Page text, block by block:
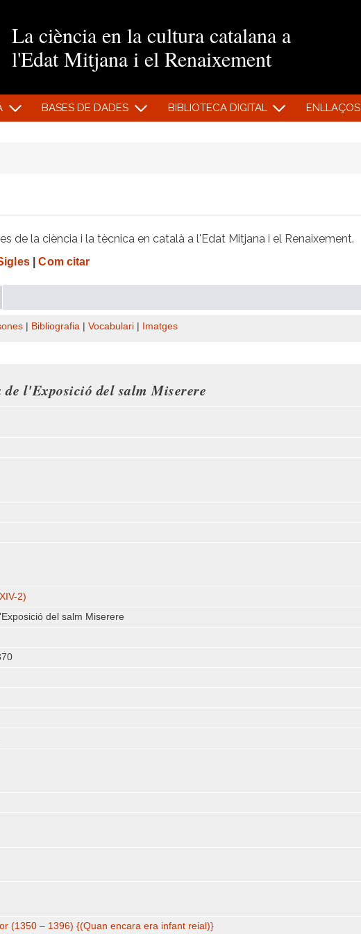
La ciència en la cultura catalana a
l'Edat Mitjana i el Renaixement
BASES DE DADES BIBLIOTECA DIGITAL ENLLAÇOS
de la ciència i la tècnica en català a l'Edat Mitjana i el Renaixement.
| Com citar
Bibliografia Vocabulari Imatges
l'Exposició del salm Miserere
2)
del salm Miserere
(1350 – 1396) {(Quan encara era infant reial)}